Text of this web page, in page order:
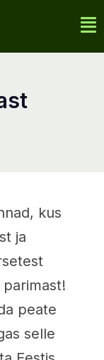
kus
ja
peate
selle